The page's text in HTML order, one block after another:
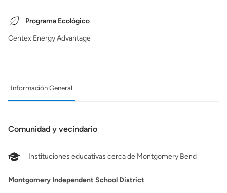
Programa Ecológico
Centex Energy Advantage
Información General
Comunidad y vecindario
Instituciones educativas cerca de Montgomery Bend
Montgomery Independent School District